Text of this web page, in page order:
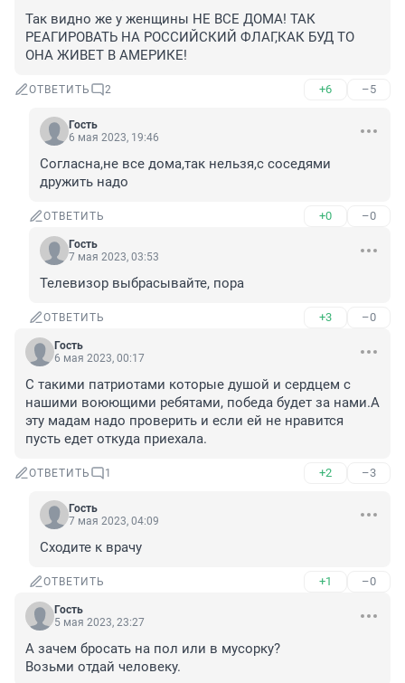
Так видно же у женщины НЕ ВСЕ ДОМА! ТАК
РЕАГИРОВАТЬ НА РОССИЙСКИЙ ФЛАГ,КАК БУД ТО
ОНА ЖИВЕТ В АМЕРИКЕ!
ОТВЕТИТЬ 2 +6 –5
Гость
6 мая 2023, 19:46
Согласна,не все дома,так нельзя,с соседями
дружить надо
ОТВЕТИТЬ +0 –0
Гость
7 мая 2023, 03:53
Телевизор выбрасывайте, пора
ОТВЕТИТЬ +3 –0
Гость
6 мая 2023, 00:17
С такими патриотами которые душой и сердцем с
нашими воюющими ребятами, победа будет за нами.А
эту мадам надо проверить и если ей не нравится
пусть едет откуда приехала.
ОТВЕТИТЬ 1 +2 –3
Гость
7 мая 2023, 04:09
Сходите к врачу
ОТВЕТИТЬ +1 –0
Гость
5 мая 2023, 23:27
А зачем бросать на пол или в мусорку?
Возьми отдай человеку.